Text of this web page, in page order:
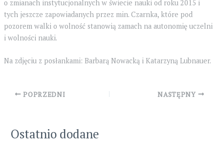
o zmianach instytucjonalnych w świecie nauki od roku 2015 i
tych jeszcze zapowiadanych przez min. Czarnka, które pod
pozorem walki o wolność stanowią zamach na autonomię uczelni
i wolności nauki.
Na zdjęciu z posłankami: Barbarą Nowacką i Katarzyną Lubnauer.
Post
POPRZEDNI NASTĘPNY
Ostatnio dodane